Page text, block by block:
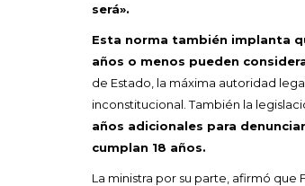
será».
Esta norma también implanta
años o menos pueden
de Estado, la máxima autoridad
inconstitucional. También la
años adicionales para
cumplan 18 años.
La ministra por su parte, afirmó que